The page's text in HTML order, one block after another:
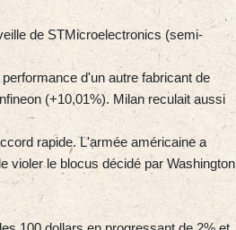
de STMicroelectronics (semi-
d'un autre fabricant de
(+10,01%). Milan reculait aussi
rapide. L'armée américaine a
violer le blocus décidé par Washington